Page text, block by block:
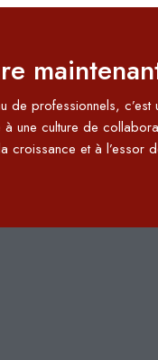
professionnels, c’est
une culture de
croissance et à l’essor